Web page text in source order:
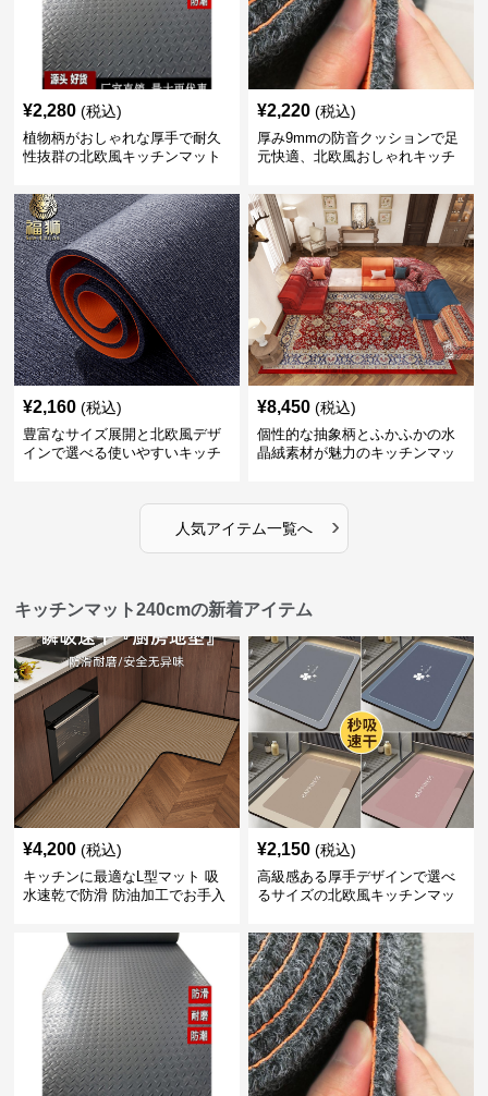
¥2,280 (税込)
植物柄がおしゃれな厚手で耐久
性抜群の北欧風キッチンマット
¥2,220 (税込)
厚み9mmの防音クッションで足
元快適、北欧風おしゃれキッチ
¥2,160 (税込)
豊富なサイズ展開と北欧風デザ
インで選べる使いやすいキッチ
¥8,450 (税込)
個性的な抽象柄とふかふかの水
晶絨素材が魅力のキッチンマッ
人気アイテム一覧へ ›
キッチンマット240cmの新着アイテム
¥4,200 (税込)
キッチンに最適なL型マット 吸
水速乾で防滑 防油加工でお手入
¥2,150 (税込)
高級感ある厚手デザインで選べ
るサイズの北欧風キッチンマッ